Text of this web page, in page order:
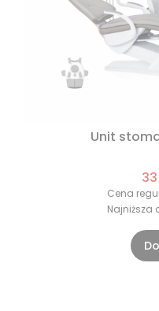
Unit
33
Cena
Najniższa